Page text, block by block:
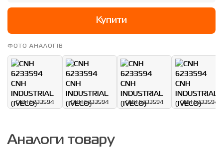
Купити
ФОТО АНАЛОГІВ
CNH 6233594 CNH 6233594 CNH 6233594 CNH 6233594
Аналоги товару